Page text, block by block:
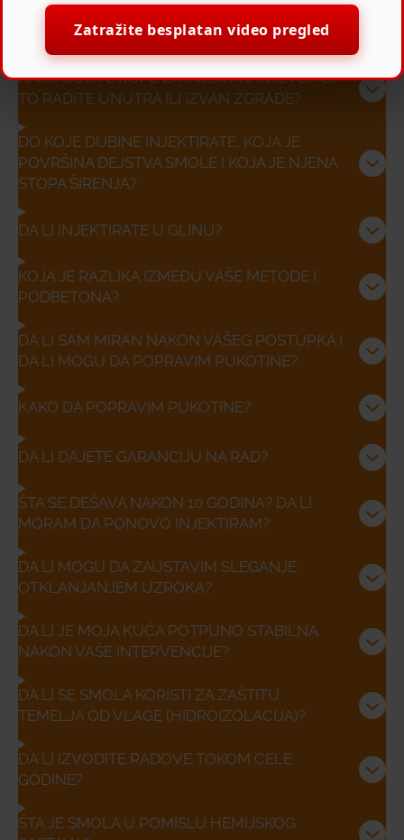
DA LI VAŠA SMOLA MOŽE OŠTETITI
KANALIZACIJU?
KAKO BUŠITE RUPE ZA INJEKTIRANJE I DA LI
TO RADITE UNUTRA ILI IZVAN ZGRADE?
DO KOJE DUBINE INJEKTIRATE, KOJA JE
POVRŠINA DEJSTVA SMOLE I KOJA JE NJENA
STOPA ŠIRENJA?
DA LI INJEKTIRATE U GLINU?
KOJA JE RAZLIKA IZMEĐU VAŠE METODE I
PODBETONA?
DA LI SAM MIRAN NAKON VAŠEG POSTUPKA I
DA LI MOGU DA POPRAVIM PUKOTINE?
KAKO DA POPRAVIM PUKOTINE?
DA LI DAJETE GARANCIJU NA RAD?
ŠTA SE DEŠAVA NAKON 10 GODINA? DA LI
MORAM DA PONOVO INJEKTIRAM?
DA LI MOGU DA ZAUSTAVIM SLEGANJE
OTKLANJANJEM UZROKA?
DA LI JE MOJA KUĆA POTPUNO STABILNA
NAKON VAŠE INTERVENCIJE?
DA LI SE SMOLA KORISTI ZA ZAŠTITU
TEMELJA OD VLAGE (HIDROIZOLACIJA)?
DA LI IZVODITE RADOVE TOKOM CELE
GODINE?
ŠTA JE SMOLA U POMISLU HEMIJSKOG
Zatražite besplatan video pregled